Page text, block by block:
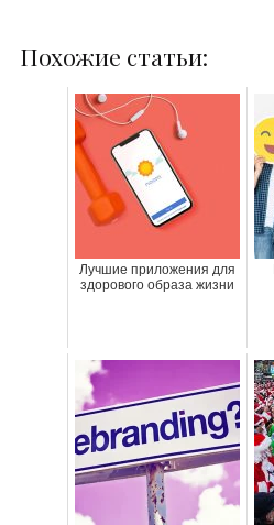
Похожие статьи:
Лучшие приложения для
здорового образа жизни